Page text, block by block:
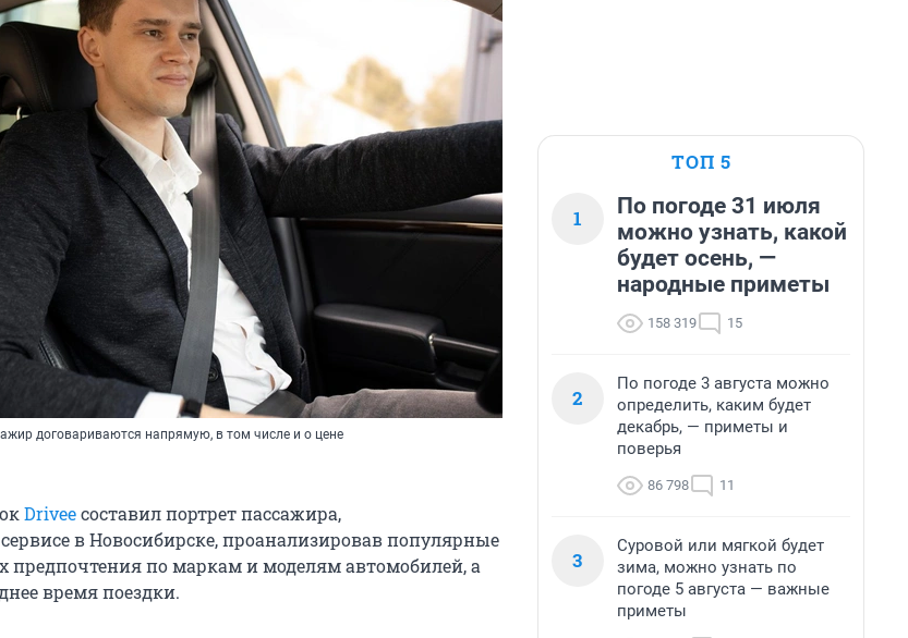
договариваются напрямую, в том числе и о цене
Driveeсоставил портрет пассажира,
в Новосибирске, проанализировав популярные
предпочтения по маркам и моделям автомобилей, а
время поездки.
ТОП 5
1
По погоде 31 июля
можно узнать, какой
будет осень, —
народные приметы
158 319 15
2
По погоде 3 августа можно
определить, каким будет
декабрь, — приметы и
поверья
86 798 11
3
Суровой или мягкой будет
зима, можно узнать по
погоде 5 августа — важные
приметы